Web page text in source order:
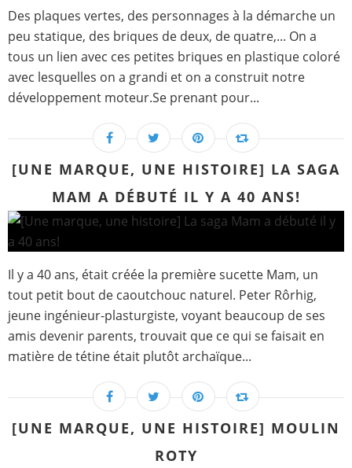
Des plaques vertes, des personnages à la démarche un
peu statique, des briques de deux, de quatre,... On a
tous un lien avec ces petites briques en plastique coloré
avec lesquelles on a grandi et on a construit notre
développement moteur.Se prenant pour...
[UNE MARQUE, UNE HISTOIRE] LA SAGA
MAM A DÉBUTÉ IL Y A 40 ANS!
Il y a 40 ans, était créée la première sucette Mam, un
tout petit bout de caoutchouc naturel. Peter Rôrhig,
jeune ingénieur-plasturgiste, voyant beaucoup de ses
amis devenir parents, trouvait que ce qui se faisait en
matière de tétine était plutôt archaïque...
[UNE MARQUE, UNE HISTOIRE] MOULIN
ROTY